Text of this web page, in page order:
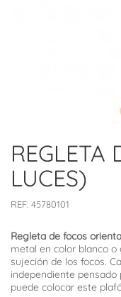
REGLETA
LUCES)
REF: 45780101
Regleta de focos
metal en color blanco
sujeción de los focos.
independiente
puede colocar este